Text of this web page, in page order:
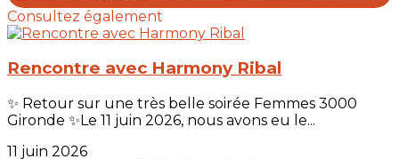
Consultez également
Rencontre avec Harmony Ribal
✨ Retour sur une très belle soirée Femmes 3000
Gironde ✨Le 11 juin 2026, nous avons eu le...
11 juin 2026